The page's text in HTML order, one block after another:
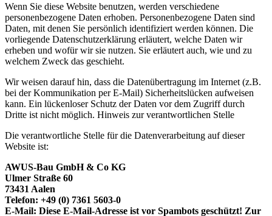
Wenn Sie diese Website benutzen, werden verschiedene
personenbezogene Daten erhoben. Personenbezogene Daten sind
Daten, mit denen Sie persönlich identifiziert werden können. Die
vorliegende Datenschutzerklärung erläutert, welche Daten wir
erheben und wofür wir sie nutzen. Sie erläutert auch, wie und zu
welchem Zweck das geschieht.
Wir weisen darauf hin, dass die Datenübertragung im Internet (z.B.
bei der Kommunikation per E-Mail) Sicherheitslücken aufweisen
kann. Ein lückenloser Schutz der Daten vor dem Zugriff durch
Dritte ist nicht möglich. Hinweis zur verantwortlichen Stelle
Die verantwortliche Stelle für die Datenverarbeitung auf dieser
Website ist:
AWUS-Bau GmbH & Co KG
Ulmer Straße 60
73431 Aalen
Telefon: +49 (0) 7361 5603-0
E-Mail: Diese E-Mail-Adresse ist vor Spambots geschützt! Zur